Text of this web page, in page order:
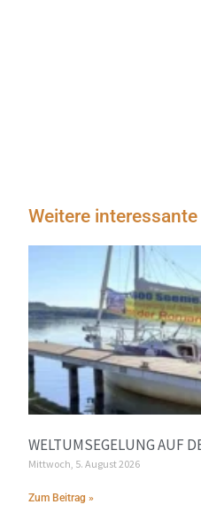
Weitere
WELTUMSEGELUNG AUF
Mittwoch, 5. August 2026
Zum Beitrag »